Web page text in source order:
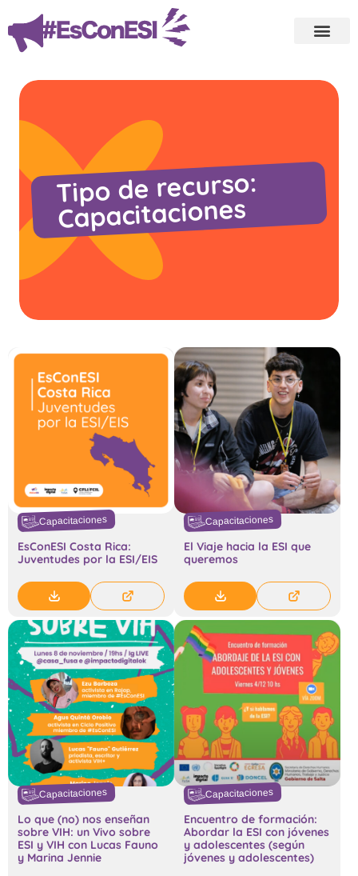
Tipo de recurso:
Capacitaciones
Capacitaciones
EsConESI Costa Rica:
Juventudes por la ESI/EIS
Capacitaciones
El Viaje hacia la ESI que
queremos
Capacitaciones
Lo que (no) nos enseñan
sobre VIH: un Vivo sobre
ESI y VIH con Lucas Fauno
y Marina Jennie
Capacitaciones
Encuentro de formación:
Abordar la ESI con jóvenes
y adolescentes (según
jóvenes y adolescentes)